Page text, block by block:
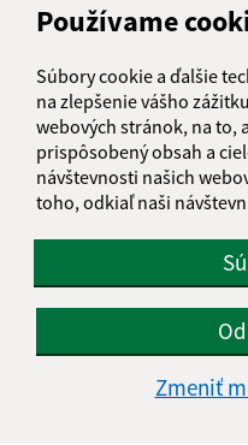
Používame
Súbory cookie a ďalšie
na zlepšenie vášho
webových stránok, na to,
prispôsobený obsah a
návštevnosti našich
toho, odkiaľ naši
Zmeniť